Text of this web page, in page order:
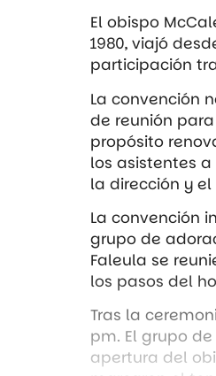
El obispo
1980, viajó
participación
La convención
de reunión
propósito
los asistentes
la dirección y
La convención
grupo de
Faleula se
los pasos del
Tras la
pm. El grupo
apertura del